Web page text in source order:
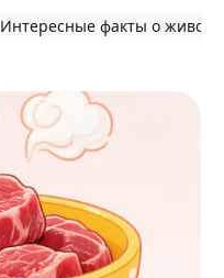
Интересные факты о